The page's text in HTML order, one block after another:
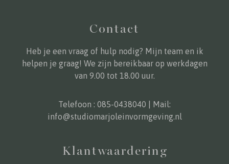
Contact
Heb je een vraag of hulp nodig? Mijn team en ik
helpen je graag! We zijn bereikbaar op werkdagen
van 9.00 tot 18.00 uur.
Telefoon : 085-0438040 | Mail:
info@studiomarjoleinvormgeving.nl
Klantwaardering